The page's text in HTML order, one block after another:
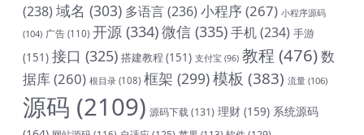
(238)域名 (303) 多语言(236) 小程序(267) 小程序源码
(104) 广告 (110) 开源 (334)微信 (335)手机(234) 手游
(151) 接口 (325) 搭建教程 (151) 支付宝 (96) 教程 (476)数
据库(260) 根目录 (108) 框架 (299)模板 (383) 流量 (106)
源码 (2109) 源码下载(131) 理财 (159) 系统源码